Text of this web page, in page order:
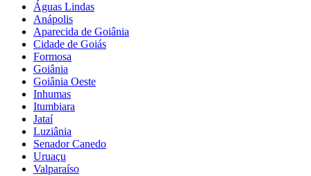
Águas Lindas
Anápolis
Aparecida de Goiânia
Cidade de Goiás
Formosa
Goiânia
Goiânia Oeste
Inhumas
Itumbiara
Jataí
Luziânia
Senador Canedo
Uruaçu
Valparaíso